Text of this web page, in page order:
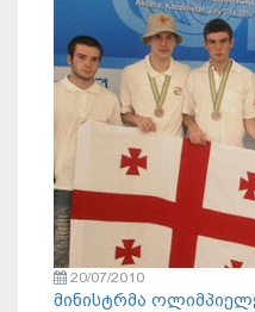
20/07/2010
მინისტრმა